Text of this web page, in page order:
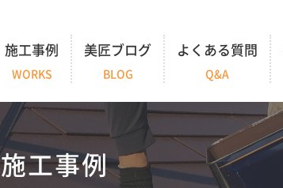
施工事例
WORKS
美匠ブログ
BLOG
よくある質問
Q&A
施工事例